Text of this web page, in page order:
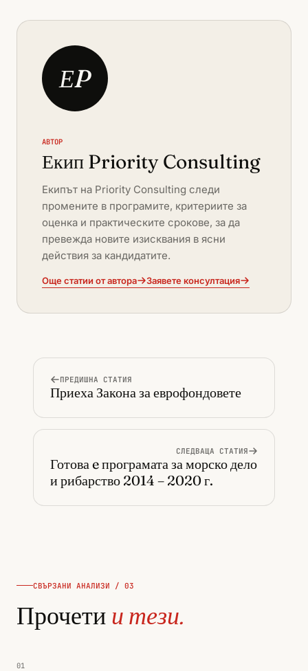
ЕP
АВТОР
Екип Priority Consulting
Екипът на Priority Consulting следи
промените в програмите, критериите за
оценка и практическите срокове, за да
превежда новите изисквания в ясни
действия за кандидатите.
Още статии от автора Заявете консултация
ПРЕДИШНА СТАТИЯ
Приеха Закона за еврофондовете
СЛЕДВАЩА СТАТИЯ
Готова e програмата за морско дело
и рибарство 2014 – 2020 г.
СВЪРЗАНИ АНАЛИЗИ / 03
Прочети и тези.
01